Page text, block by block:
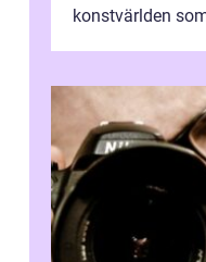
konstvärlden